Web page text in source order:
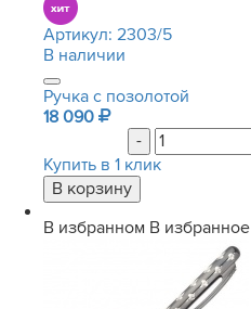
Артикул: 2303/5
В наличии
Ручка с позолотой
18 090
-
Купить в 1 клик
В избранном В избранное